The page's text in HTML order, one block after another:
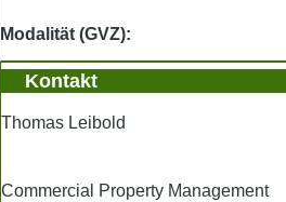
Modalität (GVZ)
Kontakt
Thomas Leibold
Commercial Property Management